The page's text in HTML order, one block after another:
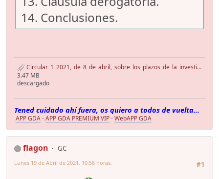
14. Conclusiones.
Circular_1_2021,_de_8_de_abril,_sobre_los_plazos_de_la_investigación.pdf
3.47 MB
descargado
Tened cuidado ahí fuera, os quiero a todos de vuelta...
APP GDA-APP GDA PREMIUM VIP-WebAPP GDA
flagon
GC
#1
Lunes 19 de Abril de 2021. 10:58 horas.